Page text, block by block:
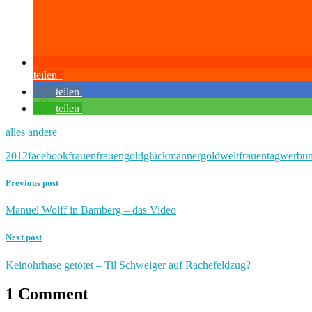
teilen
teilen
teilen
alles andere
2012facebookfrauenfrauengoldglückmännergoldweltfrauentag
Previous post
Manuel Wolff in Bamberg – das Video
Next post
Keinohrhase getötet – Til Schweiger auf Rachefeldzug?
1 Comment